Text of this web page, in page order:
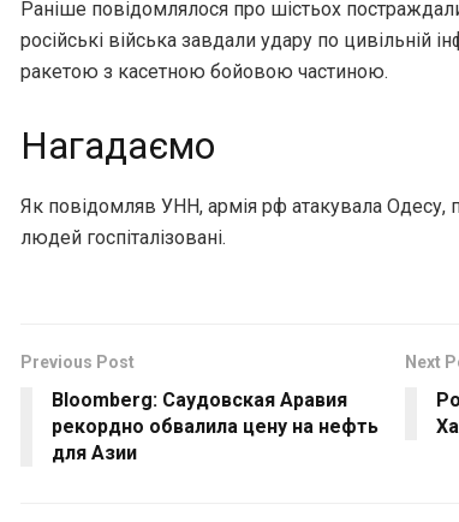
Раніше повідомлялося про шістьох
російські війська завдали удару по цивільній
ракетою з касетною бойовою частиною.
Нагадаємо
Як повідомляв УНН, армія рф атакувала Одесу,
людей госпіталізовані.
Previous Post
Bloomberg: Саудовская Аравия
рекордно обвалила цену на нефть
для Азии
Next